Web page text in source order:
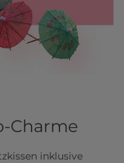
Charme
inklusive